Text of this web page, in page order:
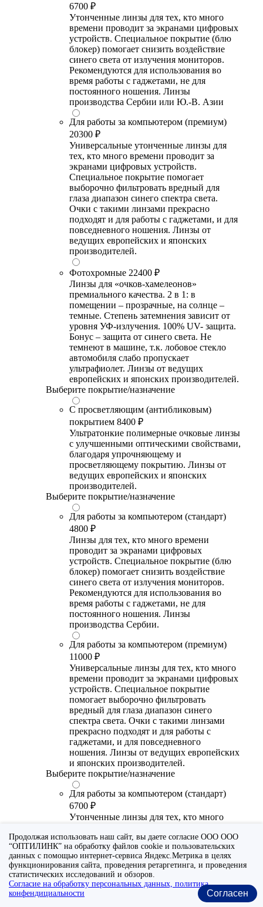
6700 ₽
Утонченные линзы для тех, кто много
времени проводит за экранами цифровых
устройств. Специальное покрытие (блю
блокер) помогает снизить воздействие
синего света от излучения мониторов.
Рекомендуются для использования во
время работы с гаджетами, не для
постоянного ношения. Линзы
производства Сербии или Ю.-В. Азии
Для работы за компьютером (премиум)
20300 ₽
Универсальные утонченные линзы для
тех, кто много времени проводит за
экранами цифровых устройств.
Специальное покрытие помогает
выборочно фильтровать вредный для
глаза диапазон синего спектра света.
Очки с такими линзами прекрасно
подходят и для работы с гаджетами, и для
повседневного ношения. Линзы от
ведущих европейских и японских
производителей.
Фотохромные 22400 ₽
Линзы для «очков-хамелеонов»
премиального качества. 2 в 1: в
помещении – прозрачные, на солнце –
темные. Степень затемнения зависит от
уровня УФ-излучения. 100% UV- защита.
Бонус – защита от синего света. Не
темнеют в машине, т.к. лобовое стекло
автомобиля слабо пропускает
ультрафиолет. Линзы от ведущих
европейских и японских производителей.
Выберите покрытие/назначение
С просветляющим (антибликовым)
покрытием 8400 ₽
Ультратонкие полимерные очковые линзы
с улучшенными оптическими свойствами,
благодаря упрочняющему и
просветляющему покрытию. Линзы от
ведущих европейских и японских
производителей.
Выберите покрытие/назначение
Для работы за компьютером (стандарт)
4800 ₽
Линзы для тех, кто много времени
проводит за экранами цифровых
устройств. Специальное покрытие (блю
блокер) помогает снизить воздействие
синего света от излучения мониторов.
Рекомендуются для использования во
время работы с гаджетами, не для
постоянного ношения. Линзы
производства Сербии.
Для работы за компьютером (премиум)
11000 ₽
Универсальные линзы для тех, кто много
времени проводит за экранами цифровых
устройств. Специальное покрытие
помогает выборочно фильтровать
вредный для глаза диапазон синего
спектра света. Очки с такими линзами
прекрасно подходят и для работы с
гаджетами, и для повседневного
ношения. Линзы от ведущих европейских
и японских производителей.
Выберите покрытие/назначение
Для работы за компьютером (стандарт)
6700 ₽
Утонченные линзы для тех, кто много
устройств. Специальное покрытие (блю
блокер) помогает снизить воздействие
синего света от излучения мониторов.
Рекомендуются для использования во
время работы с гаджетами, не для
постоянного ношения. Линзы
производства Сербии или Ю.-В. Азии.
Продолжая использовать наш сайт, вы даете согласие ООО ООО
“ОПТИЛИНК” на обработку файлов cookie и пользовательских
данных с помощью интернет-сервиса Яндекс.Метрика в целях
функционирования сайта, проведения ретаргетинга, и проведения
статистических исследований и обзоров.
Согласие на обработку персональных данных, политика
конфендициальности
Согласен